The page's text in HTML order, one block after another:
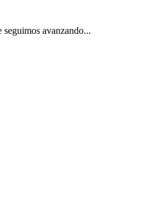
avanzando...